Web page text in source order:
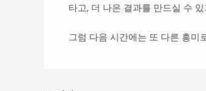
타고, 더 나은 결과를 만드실 수
그럼 다음 시간에는 또 다른 흥미